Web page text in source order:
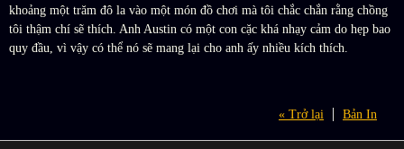
khoảng một trăm đô la vào một món đồ chơi mà tôi chắc chắn rằng chồng
tôi thậm chí sẽ thích. Anh Austin có một con cặc khá nhạy cảm do hẹp bao
quy đầu, vì vậy có thể nó sẽ mang lại cho anh ấy nhiều kích thích.
Bản In
« Trở lại